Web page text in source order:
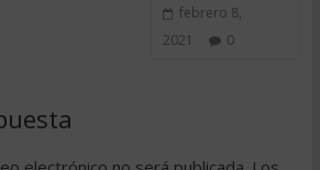
febrero 8,
2021
0